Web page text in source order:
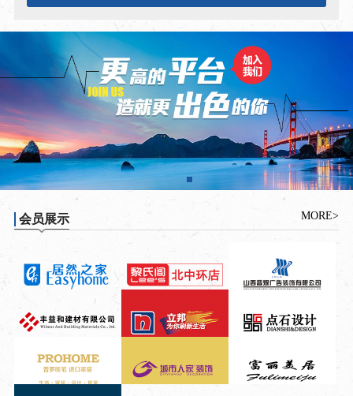
会员展示 MORE>